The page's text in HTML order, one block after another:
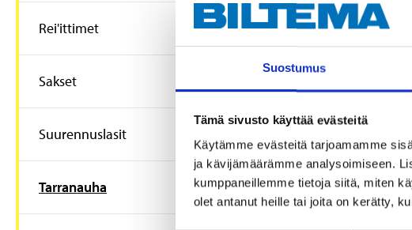
Suostumus
Tämä sivusto käyttää evästeitä
Käytämme evästeitä tarjoamamme
ja kävijämäärämme analysoimiseen.
kumppaneillemme tietoja siitä, miten
olet antanut heille tai joita on kerätty,
Rei'ittimet
Sakset
Suurennuslasit
Tarranauha
Tuotetta on
varastossa
25tavaratalossa